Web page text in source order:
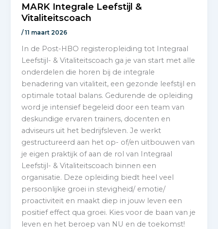
MARK Integrale Leefstijl &
Vitaliteitscoach
/11 maart 2026
In de Post-HBO registeropleiding tot Integraal
Leefstijl- & Vitaliteitscoach ga je van start met alle
onderdelen die horen bij de integrale
benadering van vitaliteit, een gezonde leefstijl en
optimale totaal balans. Gedurende de opleiding
word je intensief begeleid door een team van
deskundige ervaren trainers, docenten en
adviseurs uit het bedrijfsleven. Je werkt
gestructureerd aan het op- of/en uitbouwen van
je eigen praktijk of aan de rol van Integraal
Leefstijl- & Vitaliteitscoach binnen een
organisatie. Deze opleiding biedt heel veel
persoonlijke groei in stevigheid/ emotie/
proactiviteit en maakt diep in jouw leven een
positief effect qua groei. Kies voor de baan van je
leven en het beroep van NU en de toekomst!